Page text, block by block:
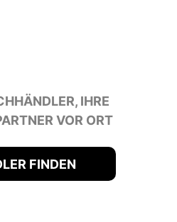
IHRE
VOR ORT
FINDEN